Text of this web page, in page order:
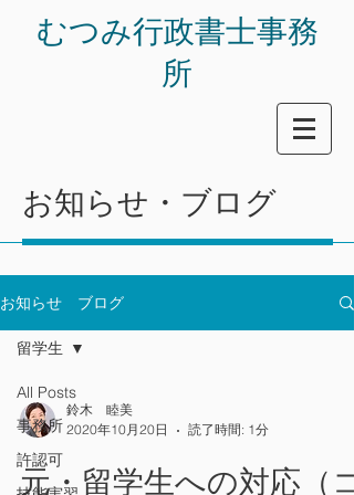
​むつみ行政書士事務
所
お知らせ ブログ
All Posts
事務所
許認可
留学生
鈴木 睦美
2020年10月20日
読了時間: 1分
元・留学生への対応（コ
お知らせ・ブログ